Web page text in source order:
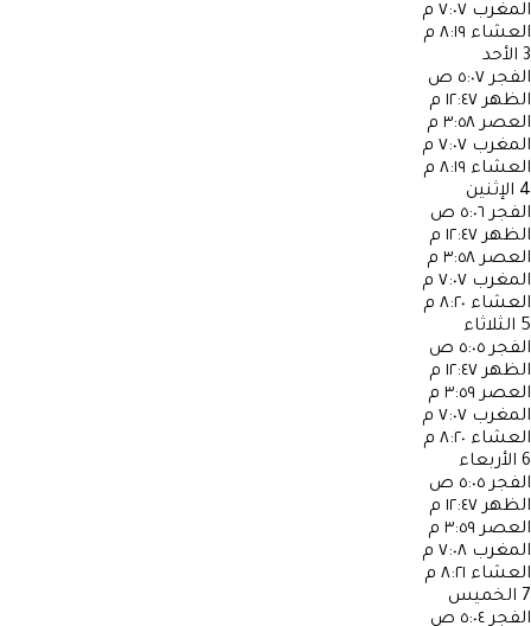
المغرب ٧:٠٧ م
العشاء ٨:١٩ م
3 الأحد
الفجر ٥:٠٧ ص
الظهر ١٢:٤٧ م
العصر ٣:٥٨ م
المغرب ٧:٠٧ م
العشاء ٨:١٩ م
4 الإثنين
الفجر ٥:٠٦ ص
الظهر ١٢:٤٧ م
العصر ٣:٥٨ م
المغرب ٧:٠٧ م
العشاء ٨:٢٠ م
5 الثلاثاء
الفجر ٥:٠٥ ص
الظهر ١٢:٤٧ م
العصر ٣:٥٩ م
المغرب ٧:٠٧ م
العشاء ٨:٢٠ م
6 الأربعاء
الفجر ٥:٠٥ ص
الظهر ١٢:٤٧ م
العصر ٣:٥٩ م
المغرب ٧:٠٨ م
العشاء ٨:٢١ م
7 الخميس
الفجر ٥:٠٤ ص